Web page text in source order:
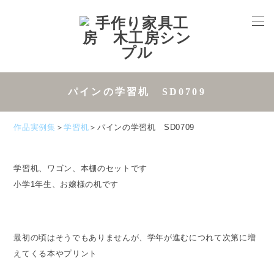
パインの学習机 SD0709
作品実例集 ＞学習机 ＞パインの学習机 SD0709
学習机、ワゴン、本棚のセットです
小学1年生、お嬢様の机です
最初の頃はそうでもありませんが、学年が進むにつれて次第に増
えてくる本やプリント